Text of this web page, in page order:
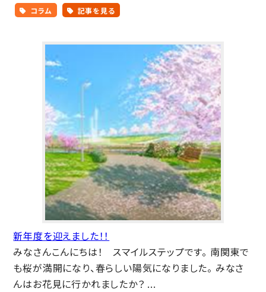
コラム 記事を見る
新年度を迎えました！！
みなさんこんにちは！ スマイルステップです。 南関東で
も桜が満開になり、春らしい陽気になりました。 みなさ
んはお花見に行かれましたか？ ...